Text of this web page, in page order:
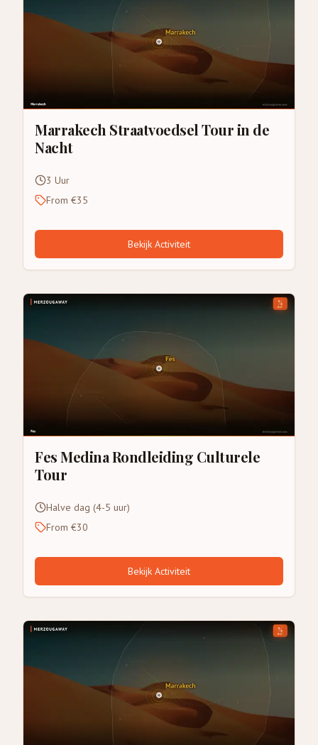
Marrakech Straatvoedsel Tour in de
Nacht
3 Uur
From €35
Bekijk Activiteit
Fes Medina Rondleiding Culturele
Tour
Halve dag (4-5 uur)
From €30
Bekijk Activiteit